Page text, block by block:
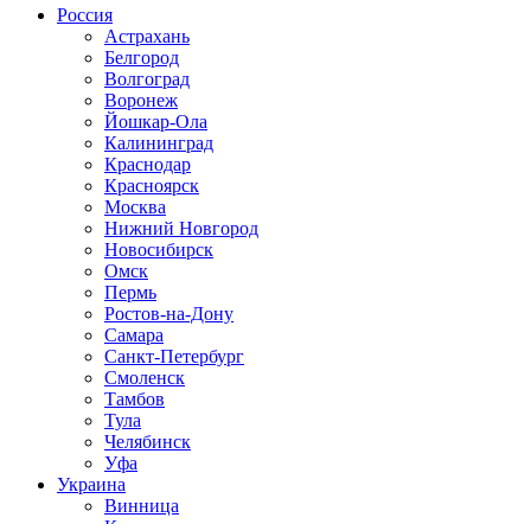
Россия
Астрахань
Белгород
Волгоград
Воронеж
Йошкар-Ола
Калининград
Краснодар
Красноярск
Москва
Нижний Новгород
Новосибирск
Омск
Пермь
Ростов-на-Дону
Самара
Санкт-Петербург
Смоленск
Тамбов
Тула
Челябинск
Уфа
Украина
Винница